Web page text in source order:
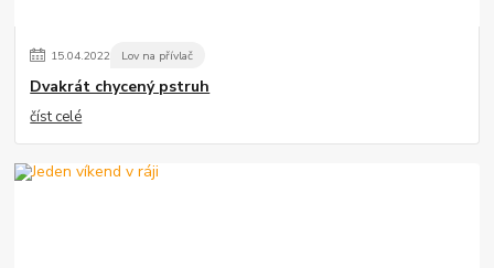
15.04.2022 Lov na přívlač
Dvakrát chycený pstruh
číst celé